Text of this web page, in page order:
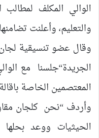
الوالي المكلف لمطالب
والتعليم، وأعلنت
وقال عضو تنسيقية
الجريدة“جلسنا مع
المعتصمين الخاصة
وأردف “نحن كلجان
الحيثيات ووعد